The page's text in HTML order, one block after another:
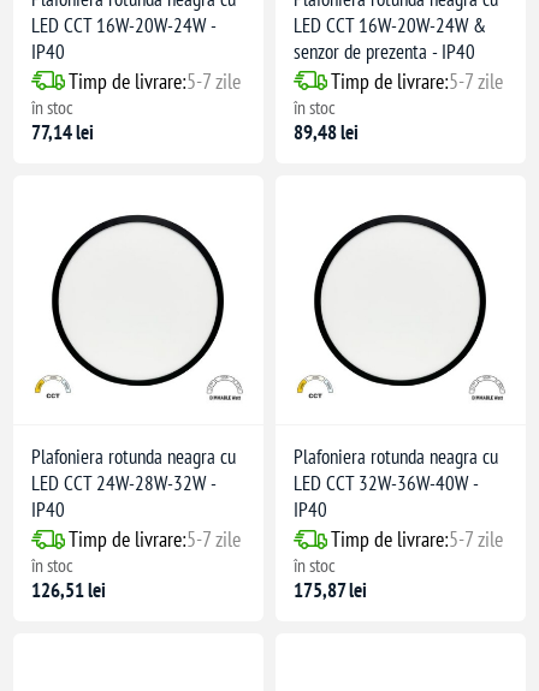
LED CCT 16W-20W-24W -
IP40
Timp de livrare:5-7 zile
în stoc
77,14 lei
LED CCT 16W-20W-24W &
senzor de prezenta - IP40
Timp de livrare:5-7 zile
în stoc
89,48 lei
Plafoniera rotunda neagra cu
LED CCT 24W-28W-32W -
IP40
Timp de livrare:5-7 zile
în stoc
126,51 lei
Plafoniera rotunda neagra cu
LED CCT 32W-36W-40W -
IP40
Timp de livrare:5-7 zile
în stoc
175,87 lei